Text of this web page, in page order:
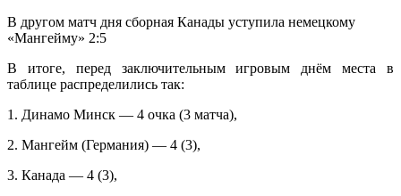
В другом матч дня сборная Канады уступила немецкому
«Мангейму» 2:5
В итоге, перед заключительным игровым днём места в
таблице распределились так:
1. Динамо Минск — 4 очка (3 матча),
2. Мангейм (Германия) — 4 (3),
3. Канада — 4 (3),